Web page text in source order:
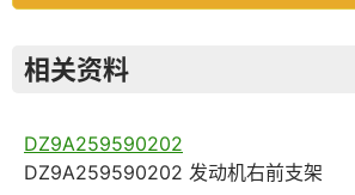
相关资料
DZ9A259590202
DZ9A259590202 发动机右前支架